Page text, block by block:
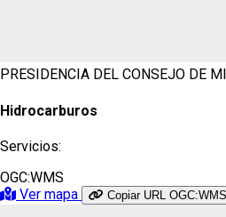
PRESIDENCIA DEL CONSEJO DE
Hidrocarburos
Servicios:
OGC:WMS
Ver mapa
Copiar URL OGC:WMS